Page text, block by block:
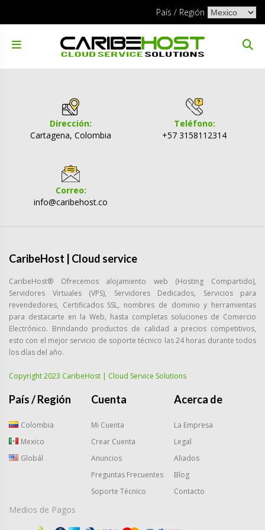
País / Región
Elegir
un
Dirección:
Cartagena, Colombia
Teléfono:
+57 3158112314
Correo:
info@caribehost.co
CaribeHost | Cloud service
CaribeHost® Ofrecemos alojamiento web (Hosting Compartido),
Servidores Virtuales (VPS), Servidores Dedicados, Servicios para
revendedores, Certificados SSL, nombres de dominio y herramientas
para destacarte en la Web, hasta completas soluciones de Comercio
Electrónico. Brindando productos de calidad a precios competitivos,
esto con el mejor servicio de soporte técnico las 24 horas durante todos
los días del año.
Copyright 2023 CaribeHost | Cloud Service Solutions
País / Región
Colombia
Mexico
Globál
Cuenta
Mi Cuenta
Crear Cuenta
Anuncios
Preguntas Frecuentes
Soporte Técnico
Acerca de
La Empresa
Legal
Aliados
Blog
Contacto
Medios de Pagos